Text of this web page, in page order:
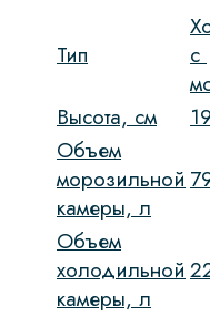
Тип
c
Высота, см
Объем
морозильной
камеры, л
Объем
холодильной
камеры, л